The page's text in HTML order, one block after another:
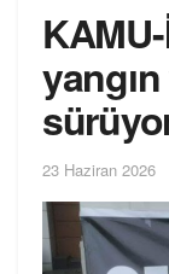
23 Haziran 2026